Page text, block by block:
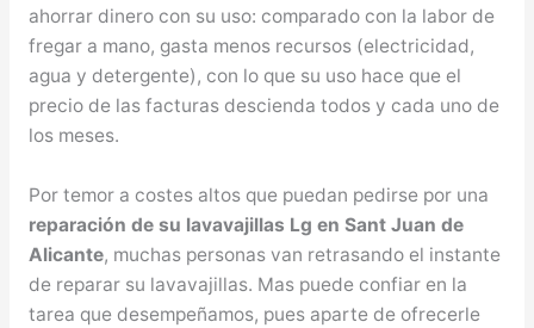
ahorrar dinero con su uso: comparado con la labor de
fregar a mano, gasta menos recursos (electricidad,
agua y detergente), con lo que su uso hace que el
precio de las facturas descienda todos y cada uno de
los meses.
Por temor a costes altos que puedan pedirse por una
reparación de su lavavajillas Lg en Sant Juan de
Alicante, muchas personas van retrasando el instante
de reparar su lavavajillas. Mas puede confiar en la
tarea que desempeñamos, pues aparte de ofrecerle